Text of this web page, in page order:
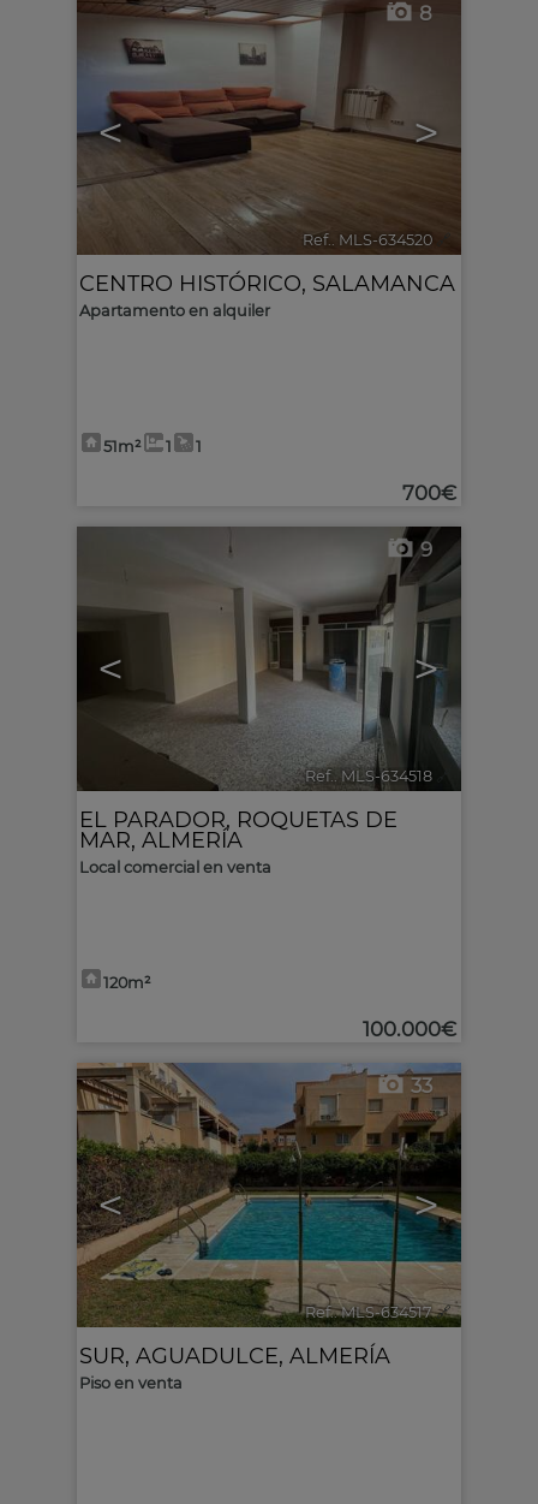
< >
8
Ref.. MLS-634520 🔗
CENTRO HISTÓRICO, SALAMANCA
Apartamento en alquiler
51m² 1 1
700€
< >
9
Ref.. MLS-634518
EL PARADOR, ROQUETAS DE
MAR, ALMERÍA
Local comercial en venta
120m²
100.000€
< >
33
Ref.. MLS-634517 🔗
SUR, AGUADULCE, ALMERÍA
Piso en venta